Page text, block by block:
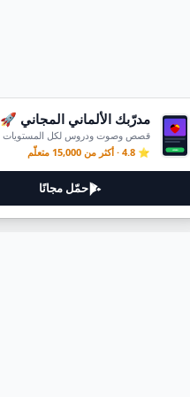
مدرّبك الألماني المجاني 🚀
قصص وصوت ودروس لكل المستويات
⭐ 4.8 · أكثر من 15,000 متعلّم
حمّل مجانًا